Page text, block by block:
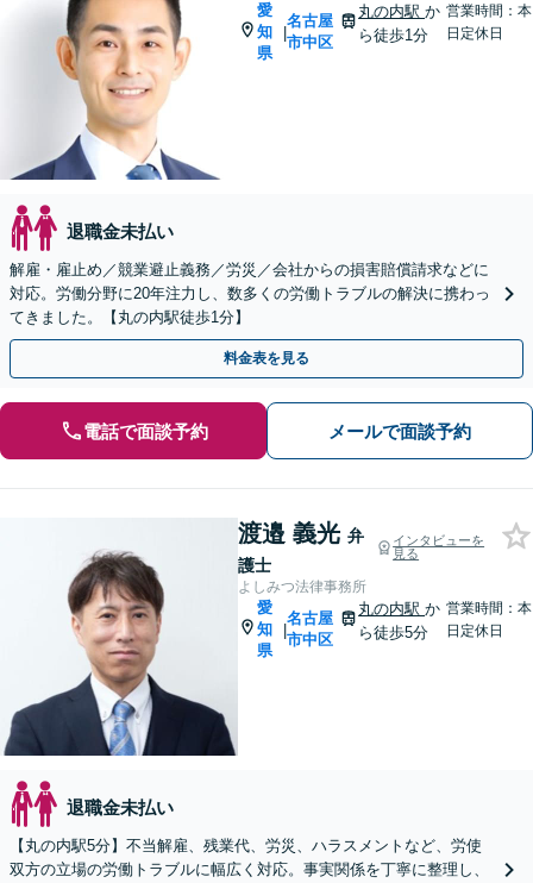
愛
知
県
|
名古屋
市中区
丸の内駅か
ら徒歩1分
営業時間：本
日定休日
退職金未払い
解雇・雇止め／競業避止義務／労災／会社からの損害賠償請求などに
対応。労働分野に20年注力し、数多くの労働トラブルの解決に携わっ
てきました。【丸の内駅徒歩1分】
料金表を見る
電話で面談予約 メールで面談予約
渡邉 義光 弁
護士
インタビューを
見る
よしみつ法律事務所
愛
知
県
|
名古屋
市中区
丸の内駅か
ら徒歩5分
営業時間：本
日定休日
退職金未払い
【丸の内駅5分】不当解雇、残業代、労災、ハラスメントなど、労使
双方の立場の労働トラブルに幅広く対応。事実関係を丁寧に整理し、